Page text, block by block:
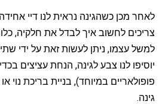
לאחר מכן כשהגינה נראית לנו דיי
צריכים לחשוב איך לבדל את חלקיה,
למשל עצמו, ניתן לעשות זאת על ידי
יוסיפו לנו צבע לגינה, הנחת עציצים
פופולאריים במיוחד), בניית בריכת נוי
גינה.